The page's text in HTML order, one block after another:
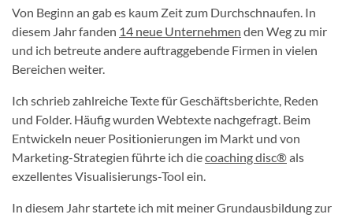
Von Beginn an gab es kaum Zeit zum Durchschnaufen. In
diesem Jahr fanden 14 neue Unternehmen den Weg zu mir
und ich betreute andere auftraggebende Firmen in vielen
Bereichen weiter.
Ich schrieb zahlreiche Texte für Geschäftsberichte, Reden
und Folder. Häufig wurden Webtexte nachgefragt. Beim
Entwickeln neuer Positionierungen im Markt und von
Marketing-Strategien führte ich diecoaching disc®als
exzellentes Visualisierungs-Tool ein.
In diesem Jahr startete ich mit meiner Grundausbildung zur